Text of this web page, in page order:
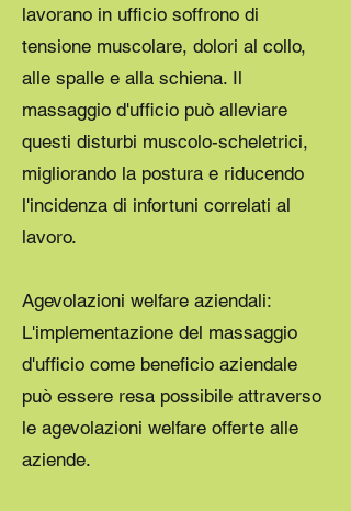
lavorano in ufficio soffrono di
tensione muscolare, dolori al collo,
alle spalle e alla schiena. Il
massaggio d'ufficio può alleviare
questi disturbi muscolo-scheletrici,
migliorando la postura e riducendo
l'incidenza di infortuni correlati al
lavoro.
Agevolazioni welfare aziendali:
L'implementazione del massaggio
d'ufficio come beneficio aziendale
può essere resa possibile attraverso
le agevolazioni welfare offerte alle
aziende.